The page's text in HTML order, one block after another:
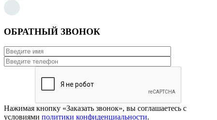
ОБРАТНЫЙ ЗВОНОК
Нажимая кнопку «Заказать звонок», вы соглашаетесь с
условиями политики конфиденциальности.